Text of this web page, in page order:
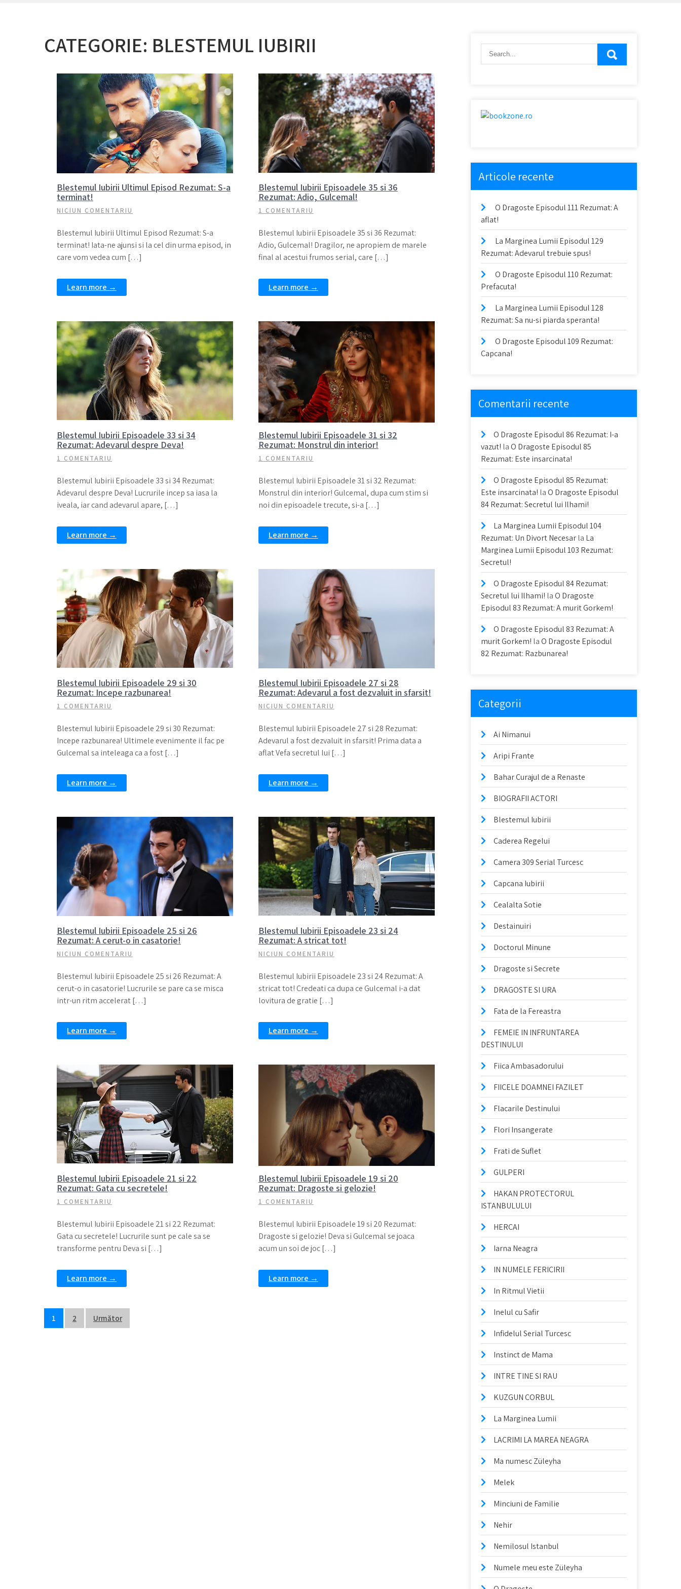
CATEGORIE: BLESTEMUL IUBIRII
Blestemul Iubirii Ultimul Episod Rezumat: S-a
terminat!
NICIUN COMENTARIU
Blestemul Iubirii Ultimul Episod Rezumat: S-a
terminat! Iata-ne ajunsi si la cel din urma episod, in
care vom vedea cum […]
Learn more →
Blestemul Iubirii Episoadele 35 si 36
Rezumat: Adio, Gulcemal!
1 COMENTARIU
Blestemul Iubirii Episoadele 35 si 36 Rezumat:
Adio, Gulcemal! Dragilor, ne apropiem de marele
final al acestui frumos serial, care […]
Learn more →
Blestemul Iubirii Episoadele 33 si 34
Rezumat: Adevarul despre Deva!
1 COMENTARIU
Blestemul Iubirii Episoadele 33 si 34 Rezumat:
Adevarul despre Deva! Lucrurile incep sa iasa la
iveala, iar cand adevarul apare, […]
Learn more →
Blestemul Iubirii Episoadele 31 si 32
Rezumat: Monstrul din interior!
1 COMENTARIU
Blestemul Iubirii Episoadele 31 si 32 Rezumat:
Monstrul din interior! Gulcemal, dupa cum stim si
noi din episoadele trecute, si-a […]
Learn more →
Blestemul Iubirii Episoadele 29 si 30
Rezumat: Incepe razbunarea!
1 COMENTARIU
Blestemul Iubirii Episoadele 29 si 30 Rezumat:
Incepe razbunarea! Ultimele evenimente il fac pe
Gulcemal sa inteleaga ca a fost […]
Learn more →
Blestemul Iubirii Episoadele 27 si 28
Rezumat: Adevarul a fost dezvaluit in sfarsit!
NICIUN COMENTARIU
Blestemul Iubirii Episoadele 27 si 28 Rezumat:
Adevarul a fost dezvaluit in sfarsit! Prima data a
aflat Vefa secretul lui […]
Learn more →
Blestemul Iubirii Episoadele 25 si 26
Rezumat: A cerut-o in casatorie!
NICIUN COMENTARIU
Blestemul Iubirii Episoadele 25 si 26 Rezumat: A
cerut-o in casatorie! Lucrurile se pare ca se misca
intr-un ritm accelerat […]
Learn more →
Blestemul Iubirii Episoadele 23 si 24
Rezumat: A stricat tot!
NICIUN COMENTARIU
Blestemul Iubirii Episoadele 23 si 24 Rezumat: A
stricat tot! Credeati ca dupa ce Gulcemal i-a dat
lovitura de gratie […]
Learn more →
Blestemul Iubirii Episoadele 21 si 22
Rezumat: Gata cu secretele!
1 COMENTARIU
Blestemul Iubirii Episoadele 21 si 22 Rezumat:
Gata cu secretele! Lucrurile sunt pe cale sa se
transforme pentru Deva si […]
Learn more →
Blestemul Iubirii Episoadele 19 si 20
Rezumat: Dragoste si gelozie!
1 COMENTARIU
Blestemul Iubirii Episoadele 19 si 20 Rezumat:
Dragoste si gelozie! Deva si Gulcemal se joaca
acum un soi de joc […]
Learn more →
Navigare
1 2 Următor
Articole recente
O Dragoste Episodul 111 Rezumat: A
aflat!
La Marginea Lumii Episodul 129
Rezumat: Adevarul trebuie spus!
O Dragoste Episodul 110 Rezumat:
Prefacuta!
La Marginea Lumii Episodul 128
Rezumat: Sa nu-si piarda speranta!
O Dragoste Episodul 109 Rezumat:
Capcana!
Comentarii recente
O Dragoste Episodul 86 Rezumat: I-a
vazut! laO Dragoste Episodul 85
Rezumat: Este insarcinata!
O Dragoste Episodul 85 Rezumat:
Este insarcinata! laO Dragoste Episodul
84 Rezumat: Secretul lui Ilhami!
La Marginea Lumii Episodul 104
Rezumat: Un Divort Necesarla La
Marginea Lumii Episodul 103 Rezumat:
Secretul!
O Dragoste Episodul 84 Rezumat:
Secretul lui Ilhami! laO Dragoste
Episodul 83 Rezumat: A murit Gorkem!
O Dragoste Episodul 83 Rezumat: A
murit Gorkem! laO Dragoste Episodul
82 Rezumat: Razbunarea!
Categorii
Ai Nimanui
Aripi Frante
Bahar Curajul de a Renaste
BIOGRAFII ACTORI
Blestemul Iubirii
Caderea Regelui
Camera 309 Serial Turcesc
Capcana Iubirii
Cealalta Sotie
Destainuiri
Doctorul Minune
Dragoste si Secrete
DRAGOSTE SI URA
Fata de la Fereastra
FEMEIE IN INFRUNTAREA
DESTINULUI
Fiica Ambasadorului
FIICELE DOAMNEI FAZILET
Flacarile Destinului
Flori Insangerate
Frati de Suflet
GULPERI
HAKAN PROTECTORUL
ISTANBULULUI
HERCAI
Iarna Neagra
IN NUMELE FERICIRII
In Ritmul Vietii
Inelul cu Safir
Infidelul Serial Turcesc
Instinct de Mama
INTRE TINE SI RAU
KUZGUN CORBUL
La Marginea Lumii
LACRIMI LA MAREA NEAGRA
Ma numesc Züleyha
Melek
Minciuni de Familie
Nehir
Nemilosul Istanbul
Numele meu este Züleyha